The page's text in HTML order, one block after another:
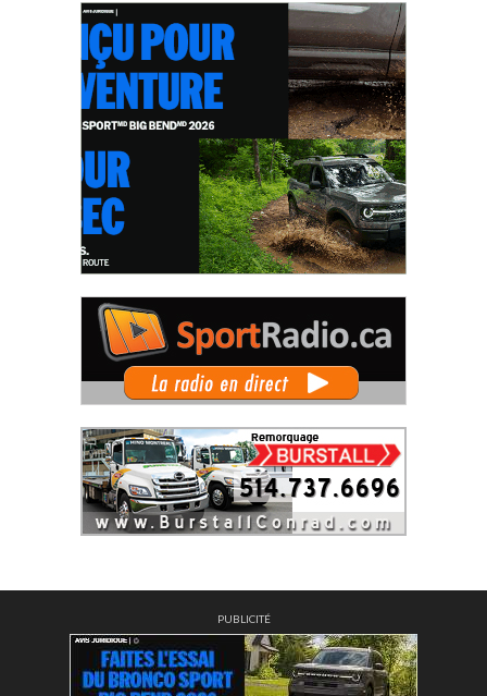
PUBLICITÉ